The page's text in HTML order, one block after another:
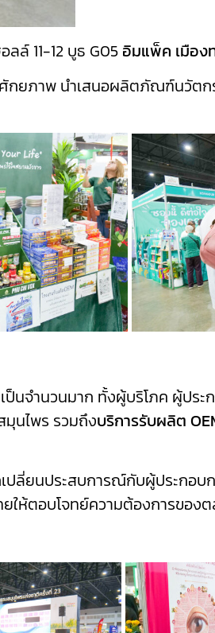
ลล์ 11-12 บูธ G05อิมแพ็ค เมือง
กยภาพ นำเสนอผลิตภัณฑ์นวัต
ป็นจำนวนมาก ทั้งผู้บริโภค ผู้ป
นไพร รวมถึงบริการรับผลิต
ลี่ยนประสบการณ์กับผู้ประกอ
ตอบโจทย์ความต้องการของต